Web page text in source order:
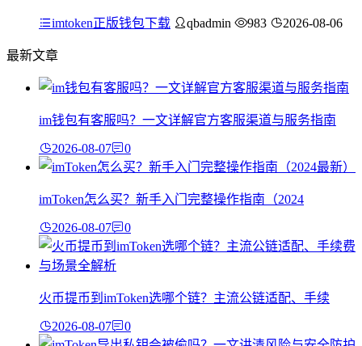
imtoken正版钱包下载 qbadmin 983 2026-08-06
最新文章
im钱包有客服吗？一文详解官方客服渠道与服务指南
2026-08-07 0
imToken怎么买？新手入门完整操作指南（2024
2026-08-07 0
火币提币到imToken选哪个链？主流公链适配、手续
2026-08-07 0